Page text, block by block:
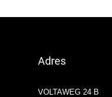
Adres
VOLTAWEG 24 B